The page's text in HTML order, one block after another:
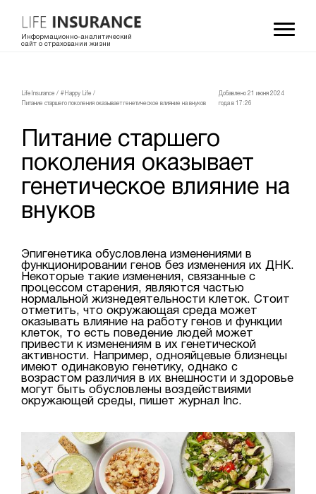
Информационно-аналитический
сайт о страховании жизни
LifeInsurance / #Happy Life /
Питание старшего поколения оказывает генетическое влияние на внуков
Добавлено 21 июня 2024
года в 17:26
Питание старшего
поколения оказывает
генетическое влияние на
внуков
Эпигенетика обусловлена изменениями в
функционировании генов без изменения их ДНК.
Некоторые такие изменения, связанные с
процессом старения, являются частью
нормальной жизнедеятельности клеток. Стоит
отметить, что окружающая среда может
оказывать влияние на работу генов и функции
клеток, то есть поведение людей может
привести к изменениям в их генетической
активности. Например, однояйцевые близнецы
имеют одинаковую генетику, однако с
возрастом различия в их внешности и здоровье
могут быть обусловлены воздействиями
окружающей среды, пишет журнал Inc.